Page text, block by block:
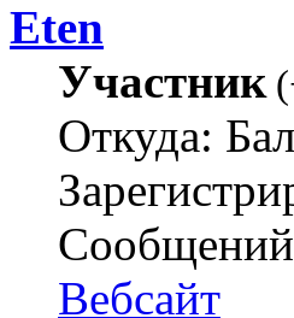
Eten
Участник(
Откуда:
Вебсайт